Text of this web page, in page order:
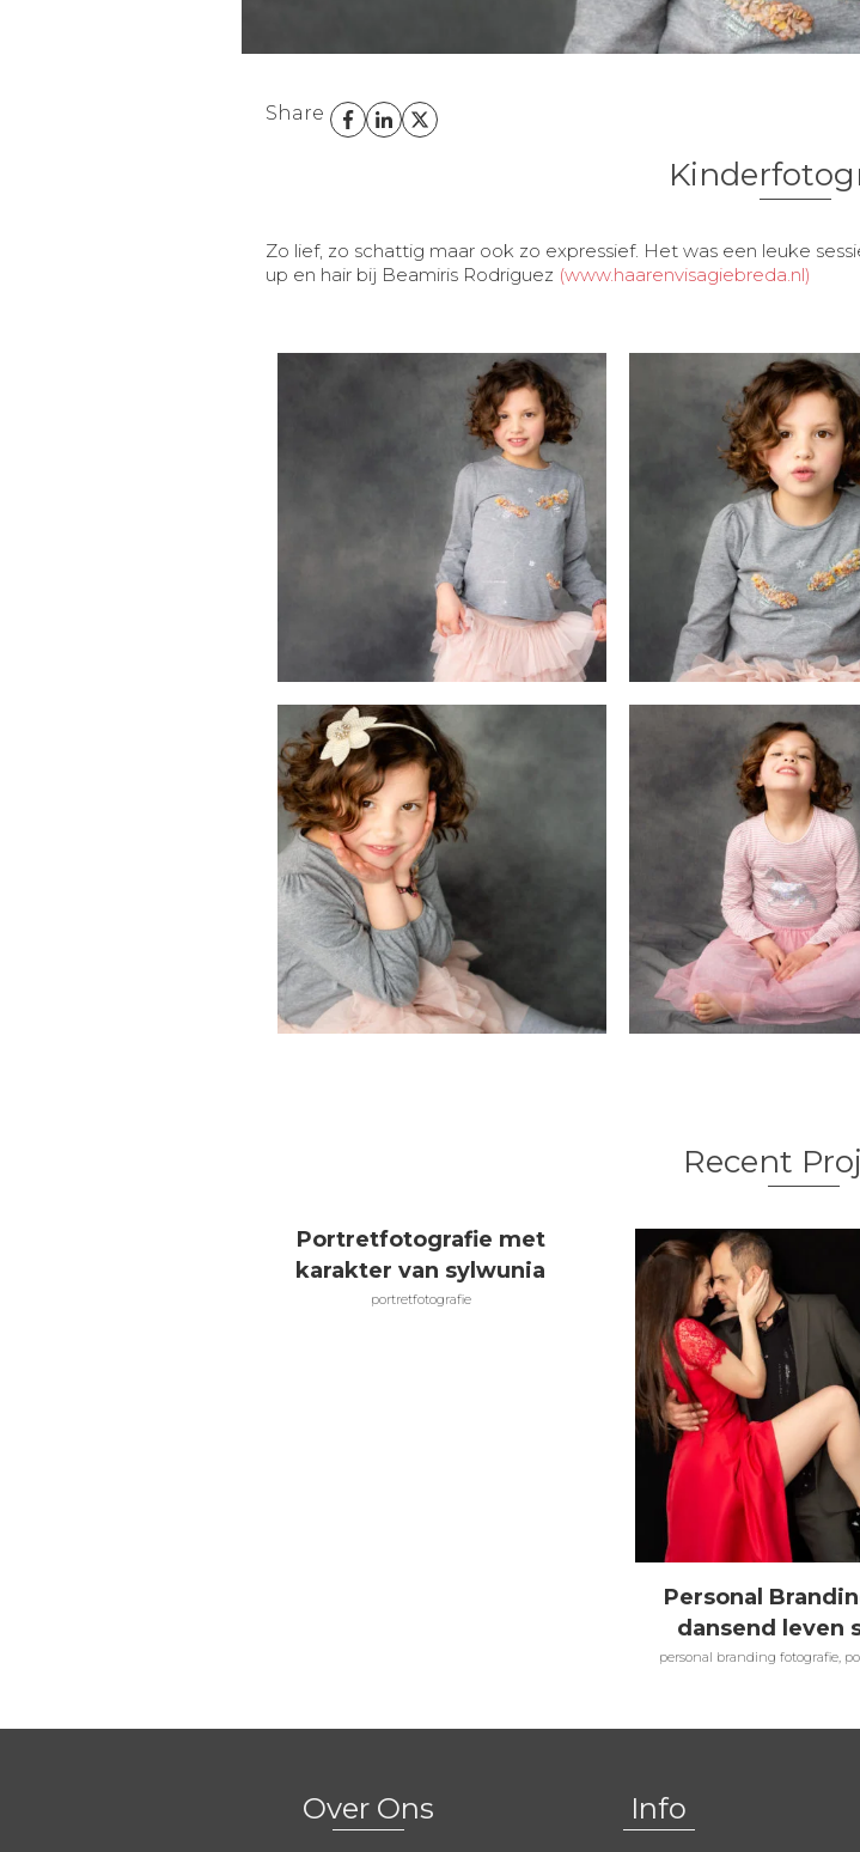
Share
Zo lief, zo schattig maar ook zo expressief. Het was een leuke
up en hair bij Beamiris Rodriguez (www.haarenvisagiebreda.nl)
Recent
Portretfotografie met
karakter van sylwunia
portretfotografie
Personal
dansend leven
personal branding fotografie,
Over Ons Info